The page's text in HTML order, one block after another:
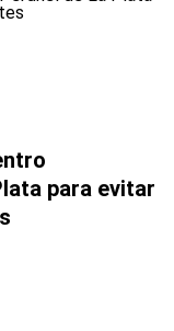
para evitar